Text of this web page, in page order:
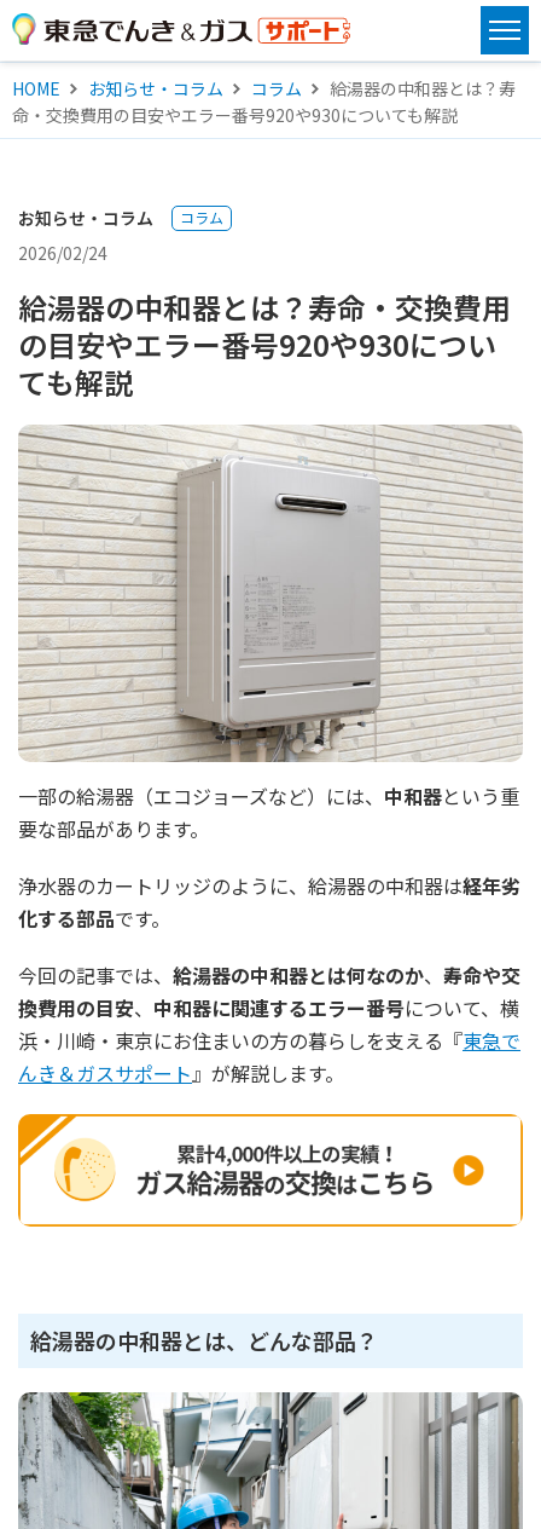
HOME お知らせ・コラム コラム
給湯器の中和器とは？寿
命・交換費用の目安やエラー番号920や930についても解説
お知らせ・コラム コラム
2026/02/24
給湯器の中和器とは？寿命・交換費用
の目安やエラー番号920や930につい
ても解説
一部の給湯器（エコジョーズなど）には、 中和器という重
要な部品があります。
浄水器のカートリッジのように、給湯器の中和器は経年劣
化する部品です。
今回の記事では、 給湯器の中和器とは何なのか、 寿命や交
換費用の目安、 中和器に関連するエラー番号について、横
浜・川崎・東京にお住まいの方の暮らしを支える『東急で
んき＆ガスサポート 』が解説します。
給湯器の中和器とは、どんな部品？